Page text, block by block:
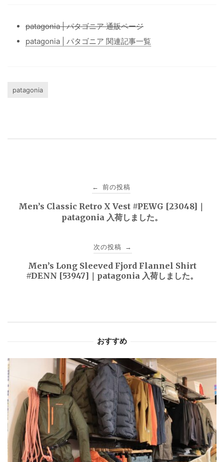
patagonia | パタゴニア 通販ページ
patagonia | パタゴニア 関連記事一覧
patagonia
← 前の投稿
Men’s Classic Retro X Vest #PEWG [23048]｜
patagonia 入荷しました。
次の投稿 →
Men’s Long Sleeved Fjord Flannel Shirt
#DENN [53947]｜patagonia 入荷しました。
おすすめ